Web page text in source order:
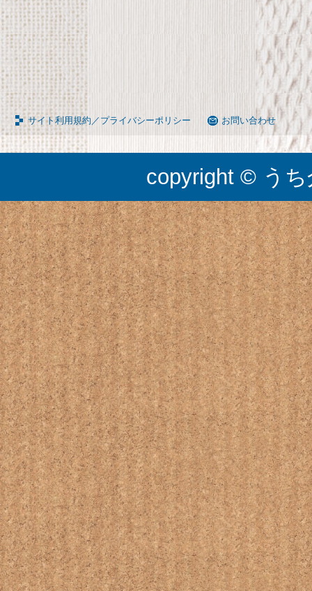
サイト利用規約／プライバシーポリシー お問い合わせ
copyright © う